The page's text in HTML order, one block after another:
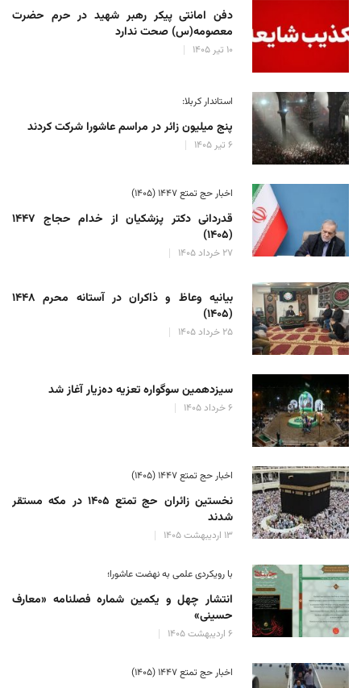
دفن امانتی پیکر رهبر شهید در حرم حضرت
معصومه(س) صحت ندارد
۱۰ تیر ۱۴۰۵
استاندار کربلا:
پنج میلیون زائر در مراسم عاشورا شرکت کردند
۶ تیر ۱۴۰۵
اخبار حج تمتع ۱۴۴۷ (۱۴۰۵)
قدردانی دکتر پزشکیان از خدام حجاج ۱۴۴۷
(۱۴۰۵)
۲۷ خرداد ۱۴۰۵
بیانیه وعاظ و ذاکران در آستانه محرم ۱۴۴۸
(۱۴۰۵)
۲۵ خرداد ۱۴۰۵
سیزدهمین سوگواره تعزیه ده‌زیار آغاز شد
۶ خرداد ۱۴۰۵
اخبار حج تمتع ۱۴۴۷ (۱۴۰۵)
نخستین زائران حج تمتع ۱۴۰۵ در مکه مستقر
شدند
۱۳ اردیبهشت ۱۴۰۵
با رویکردی علمی به نهضت عاشورا؛
انتشار چهل و یکمین شماره فصلنامه «معارف
حسینی»
۶ اردیبهشت ۱۴۰۵
اخبار حج تمتع ۱۴۴۷ (۱۴۰۵)